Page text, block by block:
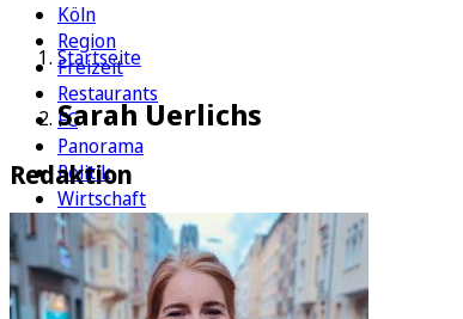
Köln
Region
Freizeit
Restaurants
FC
Panorama
Politik
Wirtschaft
Kultur
Rätsel
Newsletter
E-Paper
Startseite
Sarah Uerlichs
Redaktion